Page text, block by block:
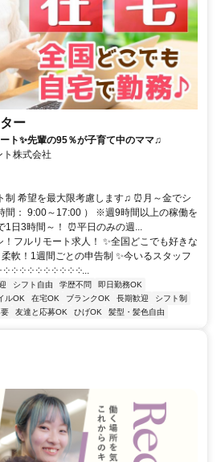
ー
ト✨先輩の95％が子育て中のママ♫
ト株式会社
制 希望を最大限考慮します♫ ⏰月～金でシ
間： 9:00～17:00 ） ※週9時間以上の稼働を
1日3時間～！ ⏰平日のみの週...
！フルリモート求人！ ✨全国どこでも好きな
軟！1週間ごとの申告制 ✨今いるスタッフ
༶ ༶ ༶ ༶ ༶ ༶ ༶ ༶ ༶...
シフト自由 学歴不問
即日勤務OK
ルOK 在宅OK ブランクOK 長期歓迎
シフト制
友達と応募OK ひげOK 髪型・髪色自由